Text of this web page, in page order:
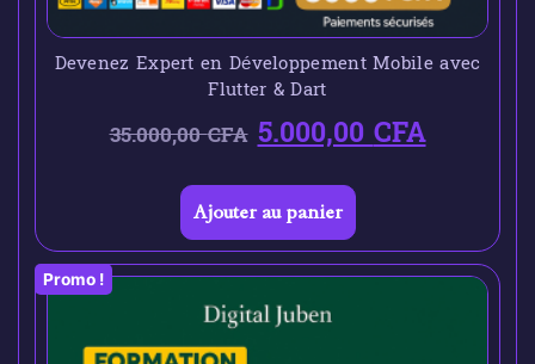
Devenez Expert en Développement Mobile avec
Flutter & Dart
35.000,00CFA 5.000,00CFA
Ajouter au panier
Promo !